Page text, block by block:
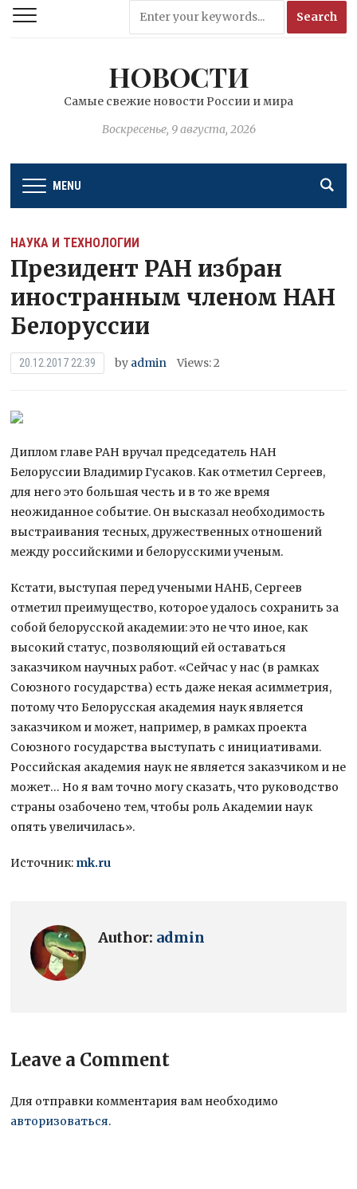
НОВОСТИ
Самые свежие новости России и мира
Воскресенье, 9 августа, 2026
MENU
НАУКА И ТЕХНОЛОГИИ
Президент РАН избран
иностранным членом НАН
Белоруссии
20.12.2017 22:39 by admin Views: 2
Диплом главе РАН вручал председатель НАН
Белоруссии Владимир Гусаков. Как отметил Сергеев,
для него это большая честь и в то же время
неожиданное событие. Он высказал необходимость
выстраивания тесных, дружественных отношений
между российскими и белорусскими ученым.
Кстати, выступая перед учеными НАНБ, Сергеев
отметил преимущество, которое удалось сохранить за
собой белорусской академии: это не что иное, как
высокий статус, позволяющий ей оставаться
заказчиком научных работ. «Сейчас у нас (в рамках
Союзного государства) есть даже некая асимметрия,
потому что Белорусская академия наук является
заказчиком и может, например, в рамках проекта
Союзного государства выступать с инициативами.
Российская академия наук не является заказчиком и не
может… Но я вам точно могу сказать, что руководство
страны озабочено тем, чтобы роль Академии наук
опять увеличилась».
Источник: mk.ru
Author: admin
Leave a Comment
Для отправки комментария вам необходимо
авторизоваться.